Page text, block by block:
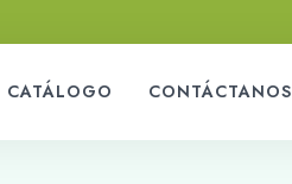
CATÁLOGO CONTÁCTANOS